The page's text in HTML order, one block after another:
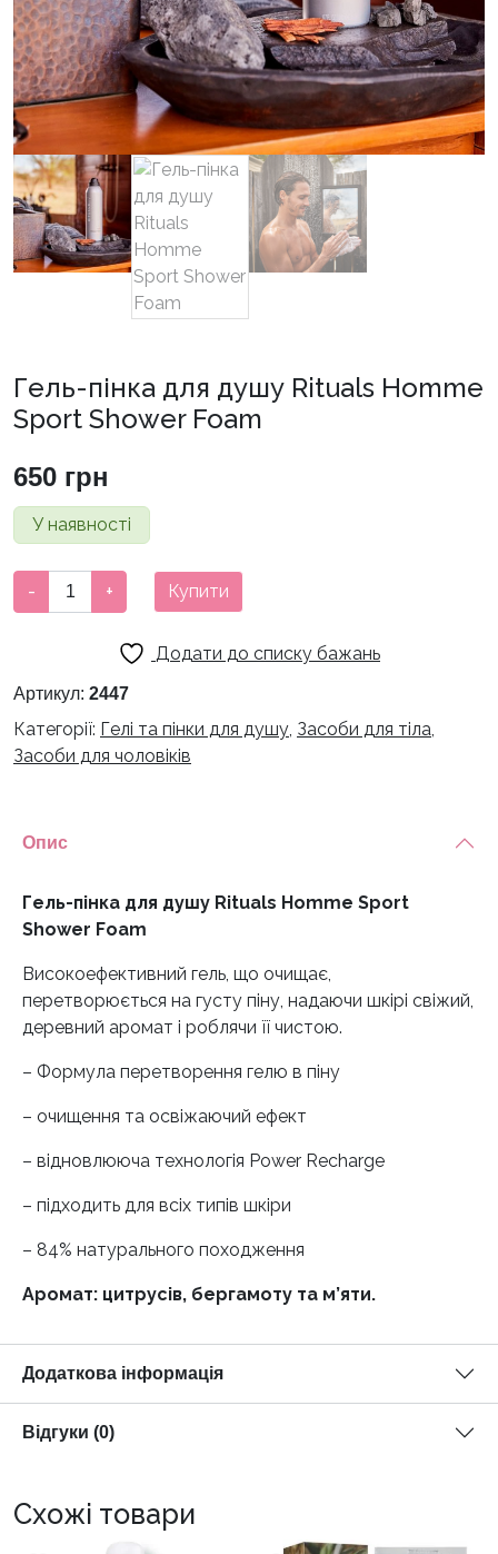
Гель-пінка для душу Rituals Homme
Sport Shower Foam
650 грн
У наявності
пінка
Rituals
Sport
Shower
- + Купити
Додати до списку бажань
Артикул: 2447
Категорії: Гелі та пінки для душу Засоби для тіла
Засоби для чоловіків
Опис
Гель-пінка для душу Rituals Homme Sport
Shower Foam
Високоефективний гель, що очищає,
перетворюється на густу піну, надаючи шкірі свіжий,
деревний аромат і роблячи її чистою.
– Формула перетворення гелю в піну
– очищення та освіжаючий ефект
– відновлююча технологія Power Recharge
– підходить для всіх типів шкіри
– 84% натурального походження
Аромат: цитрусів, бергамоту та м’яти.
Додаткова інформація
Відгуки (0)
Схожі товари